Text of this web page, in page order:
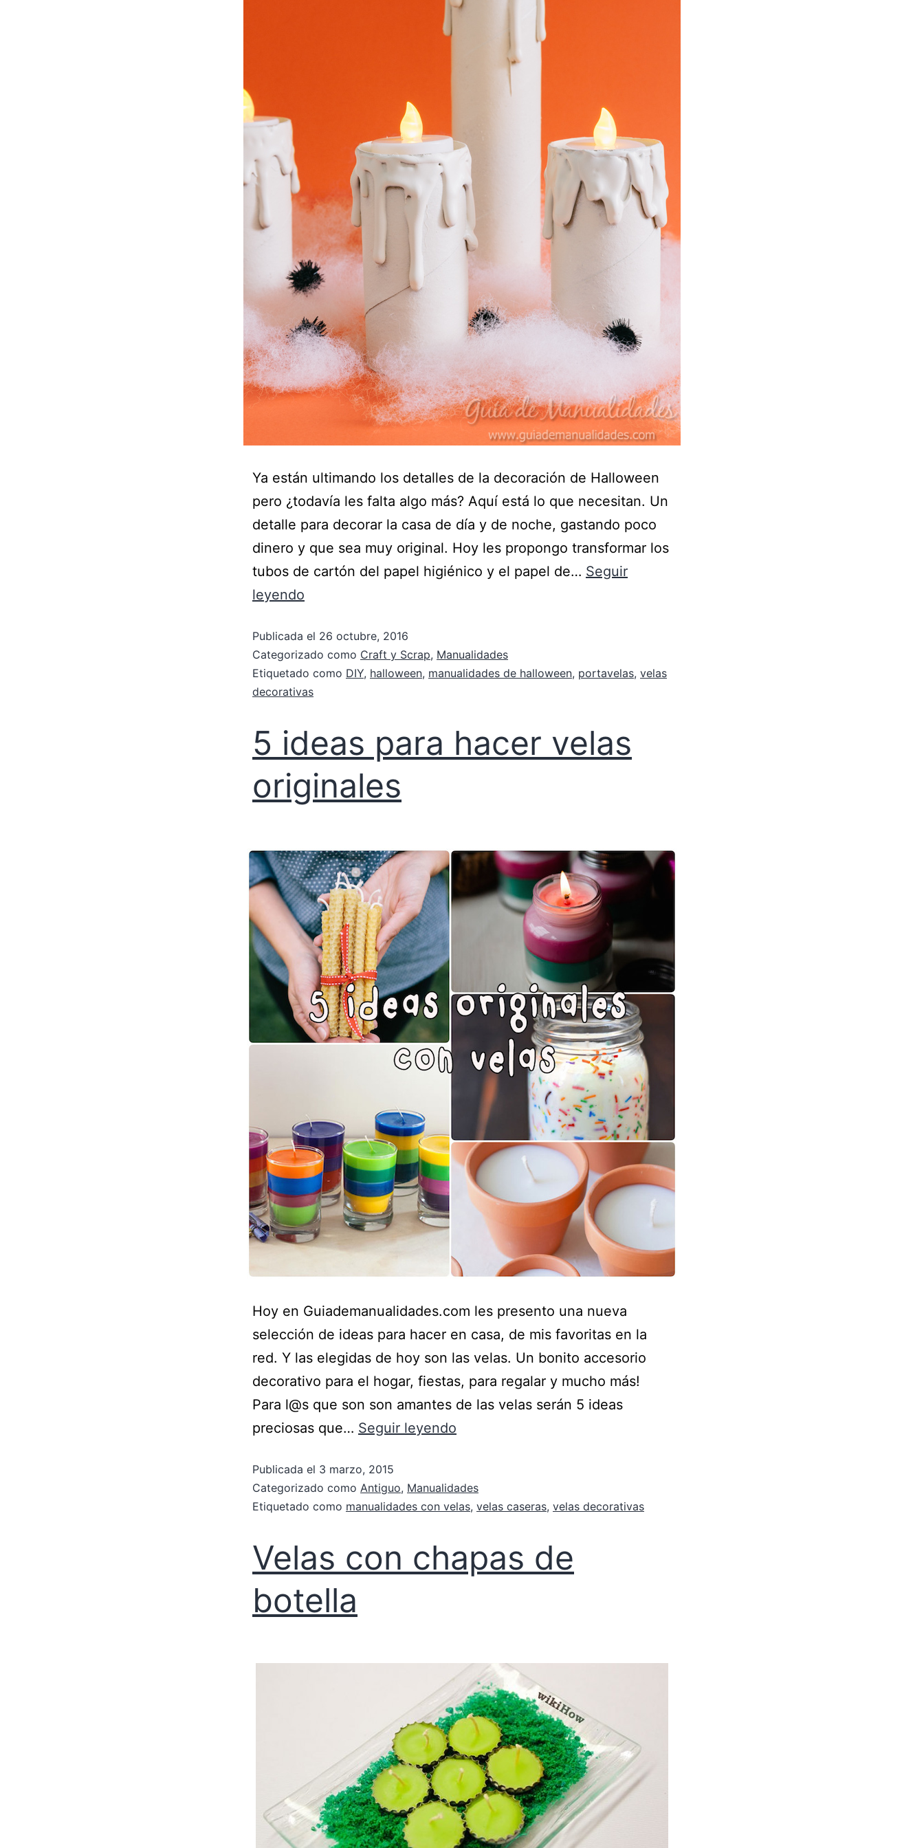
Ya están ultimando los detalles de la decoración de Halloween
pero ¿todavía les falta algo más? Aquí está lo que necesitan. Un
detalle para decorar la casa de día y de noche, gastando poco
dinero y que sea muy original. Hoy les propongo transformar los
tubos de cartón del papel higiénico y el papel de… Seguir
leyendo
Publicada el 26 octubre, 2016
Categorizado como Craft y Scrap, Manualidades
Etiquetado como DIY, halloween, manualidades de halloween, portavelas, velas
decorativas
5 ideas para hacer velas
originales
Hoy en Guiademanualidades.com les presento una nueva
selección de ideas para hacer en casa, de mis favoritas en la
red. Y las elegidas de hoy son las velas. Un bonito accesorio
decorativo para el hogar, fiestas, para regalar y mucho más!
Para l@s que son son amantes de las velas serán 5 ideas
preciosas que… Seguir leyendo
Publicada el 3 marzo, 2015
Categorizado como Antiguo, Manualidades
Etiquetado como manualidades con velas, velas caseras, velas decorativas
Velas con chapas de
botella